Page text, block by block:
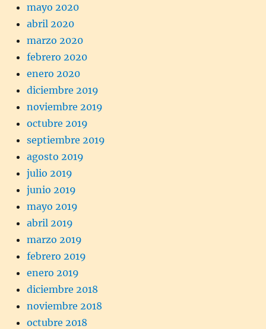
mayo 2020
abril 2020
marzo 2020
febrero 2020
enero 2020
diciembre 2019
noviembre 2019
octubre 2019
septiembre 2019
agosto 2019
julio 2019
junio 2019
mayo 2019
abril 2019
marzo 2019
febrero 2019
enero 2019
diciembre 2018
noviembre 2018
octubre 2018